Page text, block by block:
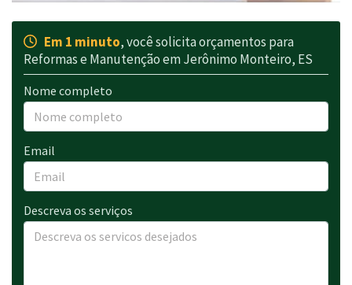
Em 1 minuto, você solicita orçamentos para
Reformas e Manutenção em Jerônimo Monteiro, ES
Nome completo
Email
Descreva os serviços